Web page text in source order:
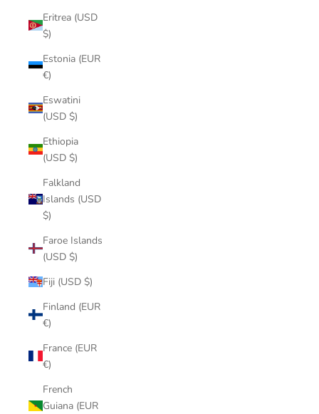
Eritrea (USD
$)
Estonia (EUR
€)
Eswatini
(USD $)
Ethiopia
(USD $)
Falkland
Islands (USD
$)
Faroe Islands
(USD $)
Fiji (USD $)
Finland (EUR
€)
France (EUR
€)
French
Guiana (EUR